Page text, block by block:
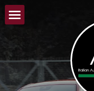
NEW ARRIVALS
ス
すべてのカテゴリ